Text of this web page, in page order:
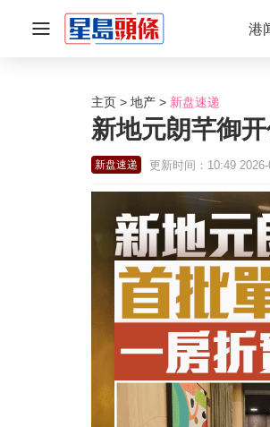
港
主页 地产 新盘速递
新地元朗芊御
新盘速递 更新时间：10:49